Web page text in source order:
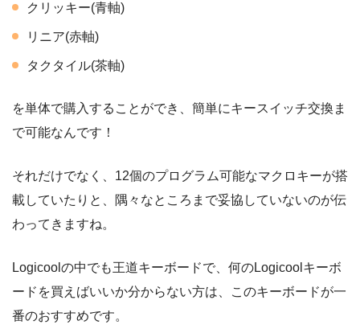
クリッキー(青軸)
リニア(赤軸)
タクタイル(茶軸)
を単体で購入することができ、簡単にキースイッチ交換ま
で可能なんです！
それだけでなく、12個のプログラム可能なマクロキーが搭
載していたりと、隅々なところまで妥協していないのが伝
わってきますね。
Logicoolの中でも王道キーボードで、何のLogicoolキーボ
ードを買えばいいか分からない方は、このキーボードが一
番のおすすめです。